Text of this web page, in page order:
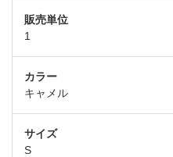
1
キャメル
S